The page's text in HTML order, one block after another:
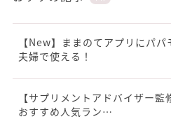
【New】ままのてアプリにパパ
夫婦で使える！
【サプリメントアドバイザー監
おすすめ人気ラン…